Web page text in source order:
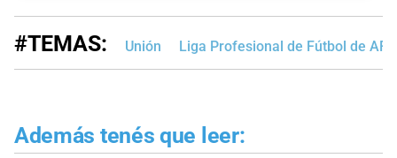
#TEMAS: Unión Liga Profesional de Fútbol de AFA
Además tenés que leer: